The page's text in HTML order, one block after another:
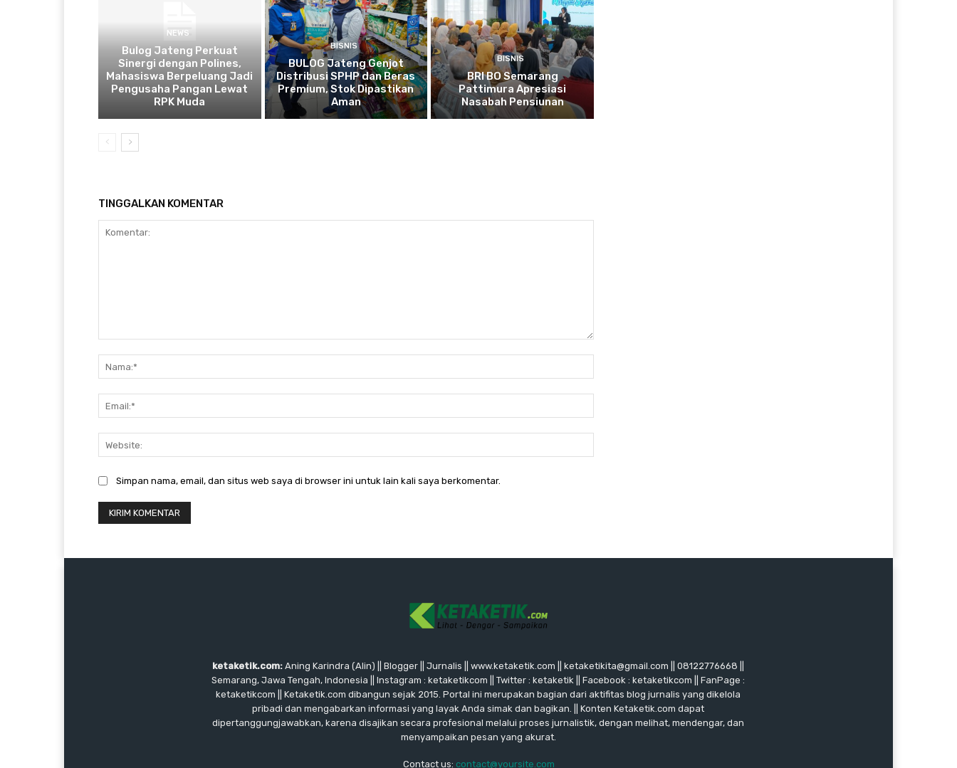
NEWS
Bulog Jateng Perkuat
Sinergi dengan Polines,
Mahasiswa Berpeluang Jadi
Pengusaha Pangan Lewat
RPK Muda
BISNIS
BULOG Jateng Genjot
Distribusi SPHP dan Beras
Premium, Stok Dipastikan
Aman
BISNIS
BRI BO Semarang
Pattimura Apresiasi
Nasabah Pensiunan
TINGGALKAN KOMENTAR
Simpan nama, email, dan situs web saya di browser ini untuk lain kali saya berkomentar.
ketaketik.com: Aning Karindra (Alin) || Blogger || Jurnalis || www.ketaketik.com || ketaketikita@gmail.com || 08122776668 ||
Semarang, Jawa Tengah, Indonesia || Instagram : ketaketikcom || Twitter : ketaketik || Facebook : ketaketikcom || FanPage :
ketaketikcom || Ketaketik.com dibangun sejak 2015. Portal ini merupakan bagian dari aktifitas blog jurnalis yang dikelola
pribadi dan mengabarkan informasi yang layak Anda simak dan bagikan. || Konten Ketaketik.com dapat
dipertanggungjawabkan, karena disajikan secara profesional melalui proses jurnalistik, dengan melihat, mendengar, dan
menyampaikan pesan yang akurat.
Contact us: contact@yoursite.com